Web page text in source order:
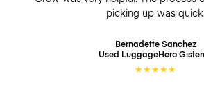
picking up was quick.
Bernadette Sanchez
Used LuggageHero
★★★★★